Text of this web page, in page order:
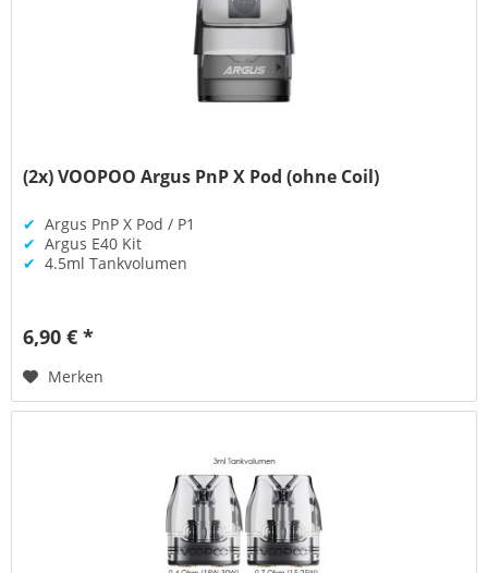
(2x) VOOPOO Argus PnP X Pod (ohne Coil)
✔ Argus PnP X Pod / P1
✔ Argus E40 Kit
✔ 4.5ml Tankvolumen
6,90 € *
Merken